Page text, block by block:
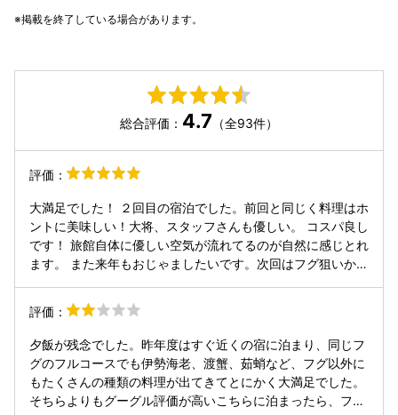
掲載を終了している場合があります。
総合評価： 4.7 （全93件）
評価：
大満足でした！ ２回目の宿泊でした。前回と同じく料理はホ
ントに美味しい！大将、スタッフさんも優しい。 コスパ良し
です！ 旅館自体に優しい空気が流れてるのが自然に感じとれ
ます。 また来年もおじゃましたいです。次回はフグ狙いかな
旅になりました。有り難うございます！
評価：
夕飯が残念でした。昨年度はすぐ近くの宿に泊まり、同じフ
グのフルコースでも伊勢海老、渡蟹、茹蛸など、フグ以外に
もたくさんの種類の料理が出てきてとにかく大満足でした。
そちらよりもグーグル評価が高いこちらに泊まったら、フグ